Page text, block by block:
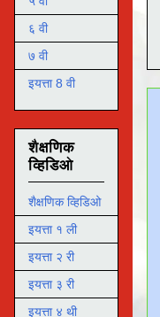
६ वी
७ वी
इयत्ता 8 वी
शैक्षणिक
व्हिडिओ
शैक्षणिक व्हिडिओ
इयत्ता १ ली
इयत्ता २ री
इयत्ता ३ री
इयत्ता ४ थी